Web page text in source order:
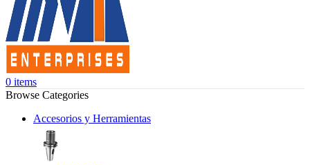
0 items
Browse Categories
Accesorios y Herramientas